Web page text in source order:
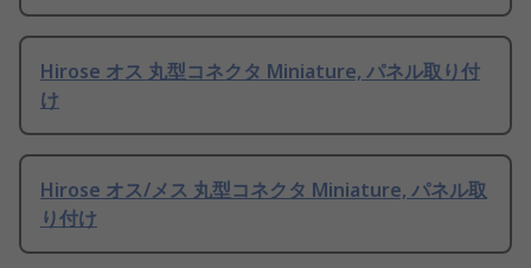
Hirose オス 丸型コネクタ Miniature, パネル取り付
け
Hirose オス/メス 丸型コネクタ Miniature, パネル取
り付け